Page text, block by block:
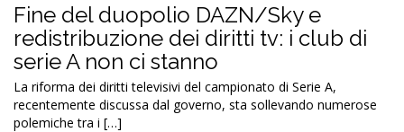
Fine del duopolio DAZN/Sky e
redistribuzione dei diritti tv: i club di
serie A non ci stanno
La riforma dei diritti televisivi del campionato di Serie A,
recentemente discussa dal governo, sta sollevando numerose
polemiche tra i […]